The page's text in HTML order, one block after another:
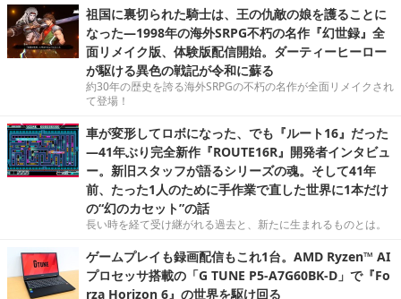
祖国に裏切られた騎士は、王の仇敵の娘を護ることに
なった―1998年の海外SRPG不朽の名作『幻世録』全
面リメイク版、体験版配信開始。ダーティーヒーロー
が駆ける異色の戦記が令和に蘇る
約30年の歴史を誇る海外SRPGの不朽の名作が全面リメイクされ
て登場！
車が変形してロボになった、でも『ルート16』だった
―41年ぶり完全新作『ROUTE16R』開発者インタビュ
ー。新旧スタッフが語るシリーズの魂。そして41年
前、たった1人のために手作業で直した世界に1本だけ
の“幻のカセット”の話
長い時を経て受け継がれる過去と、新たに生まれるものとは。
ゲームプレイも録画配信もこれ1台。AMD Ryzen™ AI
プロセッサ搭載の「G TUNE P5-A7G60BK-D」で『Fo
rza Horizon 6』の世界を駆け回る